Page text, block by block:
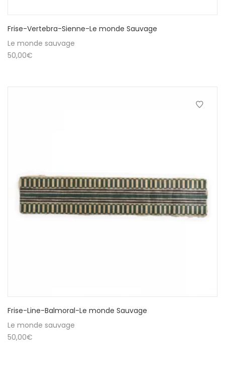
Frise-Vertebra-Sienne-Le monde Sauvage
Le monde sauvage
50,00€
Frise-Line-Balmoral-Le monde Sauvage
Le monde sauvage
50,00€